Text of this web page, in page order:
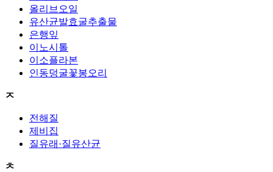
올리브오일
유산균발효굴추출물
은행잎
이노시톨
이소플라본
인동덩굴꽃봉오리
ㅈ
전해질
제비집
질유래·질유산균
ㅊ